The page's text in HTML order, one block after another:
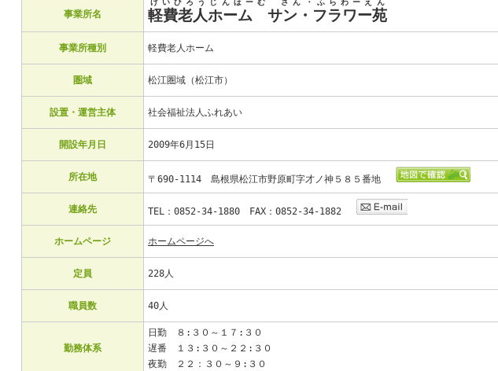
事業所名 軽費老人ホーム サン・フラワー苑
けいひろうじんほーむ さん・ふらわーえん
事業所種別 軽費老人ホーム
圏域 松江圏域（松江市）
設置・運営主体 社会福祉法人ふれあい
開設年月日 2009年6月15日
所在地 〒690-1114 島根県松江市野原町字才ノ神５８５番地
連絡先 TEL：0852-34-1880 FAX：0852-34-1882
ホームページ ホームページへ
定員 228人
職員数 40人
勤務体系
日勤 ８:３０～１７:３０
遅番 １３:３０～２２:３０
夜勤 ２２：３０～９:３０